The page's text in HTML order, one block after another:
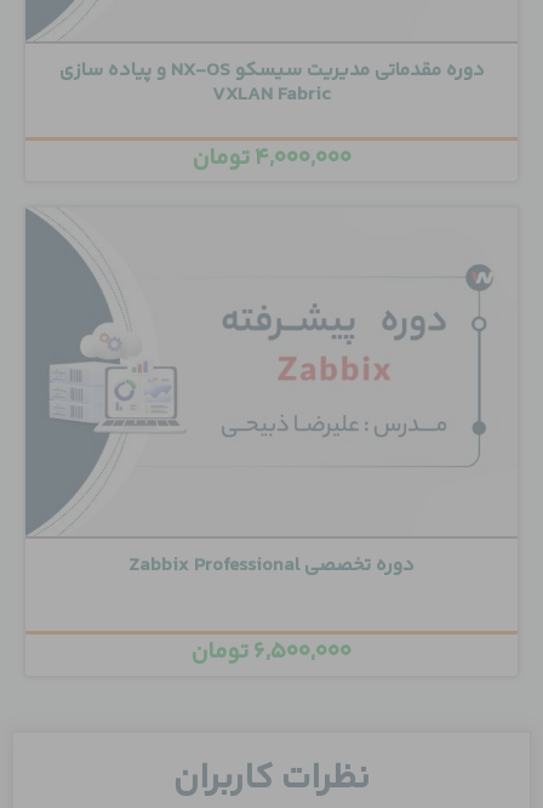
دوره مقدماتی مدیریت سیسکو NX-OS و پیاده سازی
VXLAN Fabric
۴,۰۰۰,۰۰۰تومان
دوره تخصصی Zabbix Professional
۶,۵۰۰,۰۰۰تومان
نظرات کاربران